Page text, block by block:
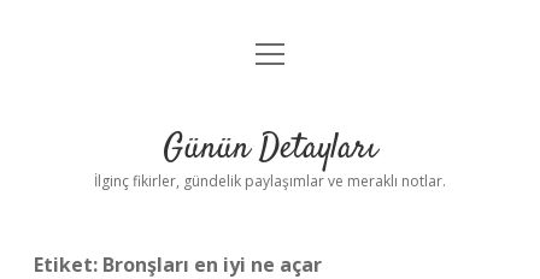
Gizlilik Politikası
Yasal Uyarı
menüyü
Günün Detayları
İlginç fikirler, gündelik paylaşımlar ve meraklı notlar.
Etiket: Bronşları en iyi ne açar